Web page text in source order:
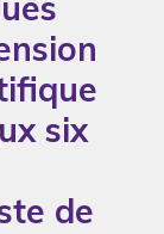
six
de